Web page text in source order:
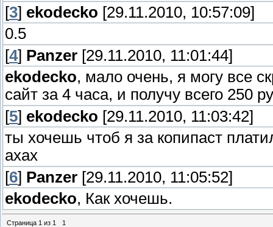
[3] ekodecko [29.11.2010, 10:57:09]
0.5
[4] Panzer [29.11.2010, 11:01:44]
ekodecko, мало очень, я могу все
сайт за 4 часа, и получу всего 250
[5] ekodecko [29.11.2010, 11:03:42]
ты хочешь чтоб я за копипаст
ахах
[6] Panzer [29.11.2010, 11:05:52]
ekodecko, Как хочешь.
Страница 1 из 1 1